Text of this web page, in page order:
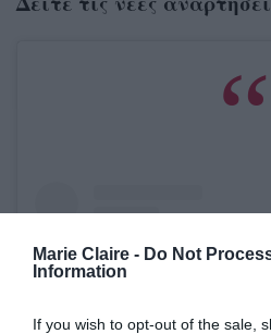
Marie Claire - Do Not
Information
If you wish to opt-out of the sale,